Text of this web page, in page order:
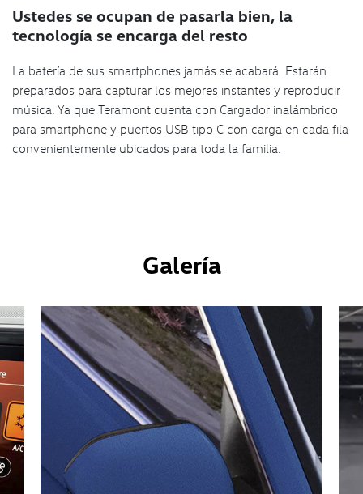
Ustedes se ocupan de pasarla bien, la
tecnología se encarga del resto
La batería de sus smartphones jamás se acabará. Estarán
preparados para capturar los mejores instantes y reproducir
música. Ya que Teramont cuenta con Cargador inalámbrico
para smartphone y puertos USB tipo C con carga en cada fila
convenientemente ubicados para toda la familia.
Galería